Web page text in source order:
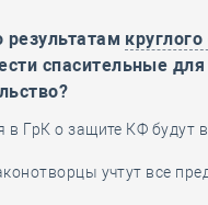
результатам круглого
спасительные
в ГрК о защите КФ будут
учтут все